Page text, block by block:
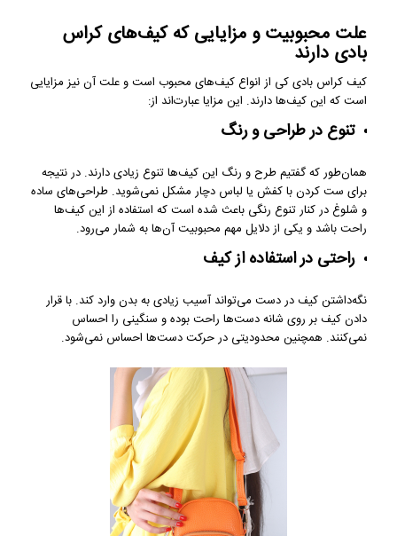
علت محبوبیت و مزایایی که کیف‌های کراس
بادی دارند
کیف کراس بادی کی از انواع کیف‌های محبوب است و علت آن نیز مزایایی
است که این کیف‌ها دارند. این مزایا عبارت‌اند از:
تنوع در طراحی و رنگ
همان‌طور که گفتیم طرح و رنگ این کیف‌ها تنوع زیادی دارند. در نتیجه
برای ست کردن با کفش یا لباس دچار مشکل نمی‌شوید. طراحی‌های ساده
و شلوغ در کنار تنوع رنگی باعث شده است که استفاده از این کیف‌ها
راحت باشد و یکی از دلایل مهم محبوبیت آن‌ها به شمار می‌رود.
راحتی در استفاده از کیف
نگه‌داشتن کیف در دست می‌تواند آسیب زیادی به بدن وارد کند. با قرار
دادن کیف بر روی شانه دست‌ها راحت بوده و سنگینی را احساس
نمی‌کنند. همچنین محدودیتی در حرکت دست‌ها احساس نمی‌شود.